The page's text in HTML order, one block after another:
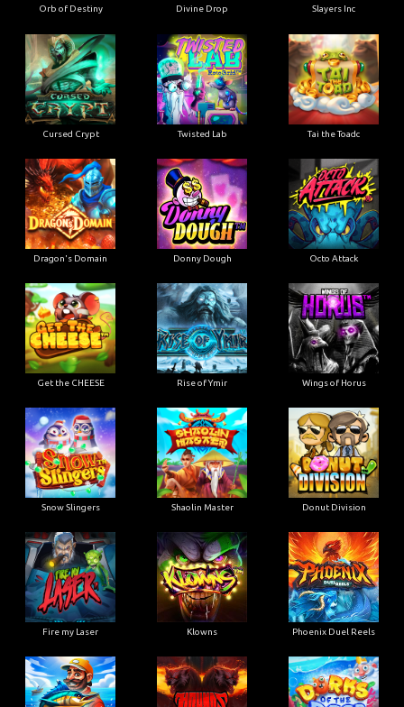
Orb of Destiny Divine Drop Slayers Inc
Cursed Crypt Twisted Lab Tai the Toadc
Dragon's Domain Donny Dough Octo Attack
Get the CHEESE Rise of Ymir Wings of Horus
Snow Slingers Shaolin Master Donut Division
Fire my Laser Klowns Phoenix Duel Reels